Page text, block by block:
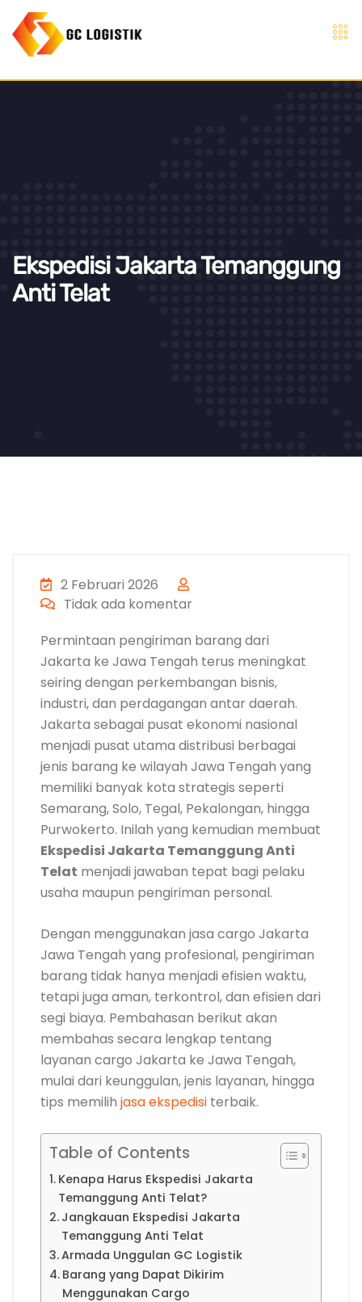
Ekspedisi Jakarta Temanggung
Anti Telat
2 Februari 2026
Tidak ada komentar
Permintaan pengiriman barang dari
Jakarta ke Jawa Tengah terus meningkat
seiring dengan perkembangan bisnis,
industri, dan perdagangan antar daerah.
Jakarta sebagai pusat ekonomi nasional
menjadi pusat utama distribusi berbagai
jenis barang ke wilayah Jawa Tengah yang
memiliki banyak kota strategis seperti
Semarang, Solo, Tegal, Pekalongan, hingga
Purwokerto. Inilah yang kemudian membuat
Ekspedisi Jakarta Temanggung Anti
Telat menjadi jawaban tepat bagi pelaku
usaha maupun pengiriman personal.
Dengan menggunakan jasa cargo Jakarta
Jawa Tengah yang profesional, pengiriman
barang tidak hanya menjadi efisien waktu,
tetapi juga aman, terkontrol, dan efisien dari
segi biaya. Pembahasan berikut akan
membahas secara lengkap tentang
layanan cargo Jakarta ke Jawa Tengah,
mulai dari keunggulan, jenis layanan, hingga
tips memilih jasa ekspedisi terbaik.
Table of Contents
Kenapa Harus Ekspedisi Jakarta
Temanggung Anti Telat?
Jangkauan Ekspedisi Jakarta
Temanggung Anti Telat
Armada Unggulan GC Logistik
Barang yang Dapat Dikirim
Menggunakan Cargo